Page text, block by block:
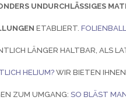
UNDURCHLÄSSIGES
ETABLIERT.
LÄNGER HALTBAR, ALS
HELIUM?WIR BIETEN IHNEN
ZUM UMGANG: SO BLÄST